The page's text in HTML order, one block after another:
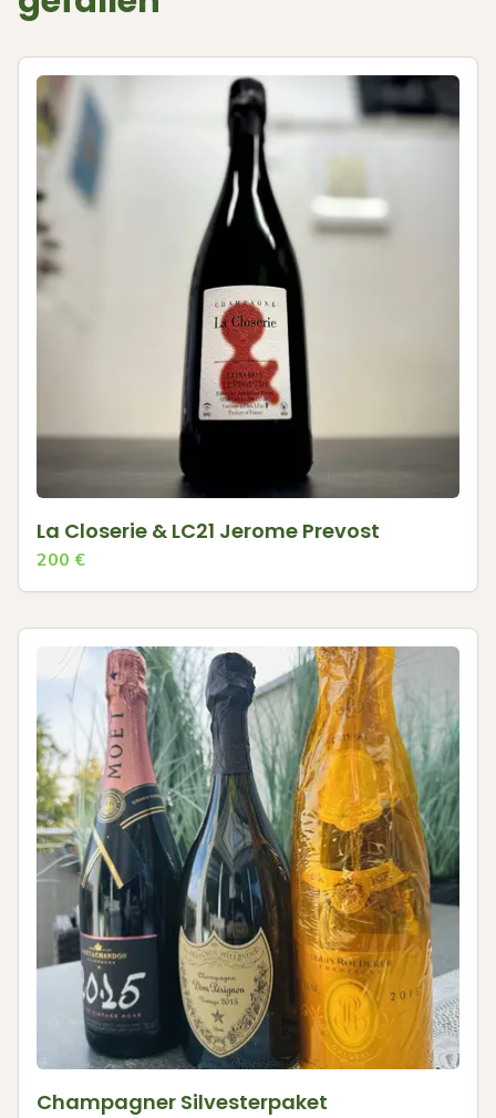
La Closerie & LC21 Jerome Prevost
200 €
Champagner Silvesterpaket